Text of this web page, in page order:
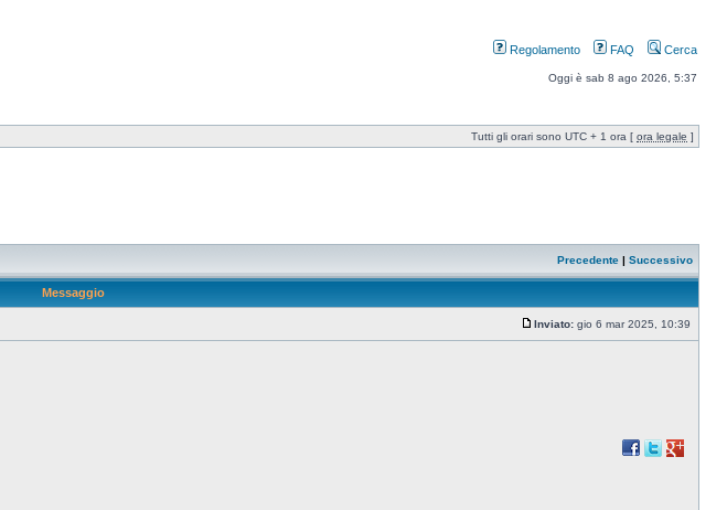
Regolamento FAQ Cerca
Oggi è sab 8 ago 2026, 5:37
Tutti gli orari sono UTC + 1 ora [ ora legale ]
Precedente | Successivo
Messaggio
Inviato: gio 6 mar 2025, 10:39